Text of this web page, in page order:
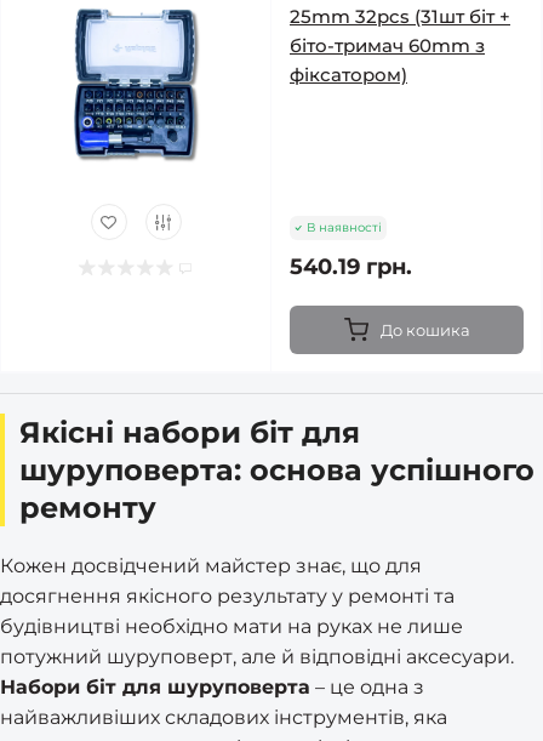
25mm 32pcs (31шт біт +
біто-тримач 60mm з
фіксатором)
В наявності
540.19 грн.
До кошика
Якісні набори біт для
шуруповерта: основа успішного
ремонту
Кожен досвідчений майстер знає, що для
досягнення якісного результату у ремонті та
будівництві необхідно мати на руках не лише
потужний шуруповерт, але й відповідні аксесуари.
Набори біт для шуруповерта – це одна з
найважливіших складових інструментів, яка